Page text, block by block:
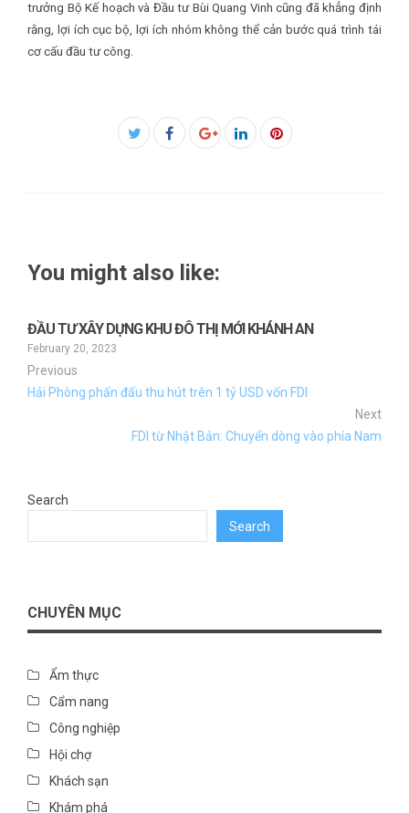
trưởng Bộ Kế hoạch và Đầu tư Bùi Quang Vinh cũng đã khẳng định
rằng, lợi ích cục bộ, lợi ích nhóm không thể cản bước quá trình tái
cơ cấu đầu tư công.
Facebook
You might also like:
ĐẦU TƯ XÂY DỰNG KHU ĐÔ THỊ MỚI KHÁNH AN
February 20, 2023
Previous
Hải Phòng phấn đấu thu hút trên 1 tỷ USD vốn FDI
Next
FDI từ Nhật Bản: Chuyển dòng vào phía Nam
Search
Search
CHUYÊN MỤC
Ẩm thực
Cẩm nang
Công nghiệp
Hội chợ
Khách sạn
Khám phá